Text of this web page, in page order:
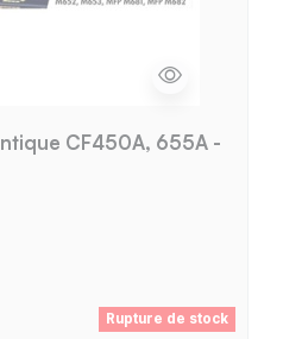
CF450A, 655A -
Rupture de stock